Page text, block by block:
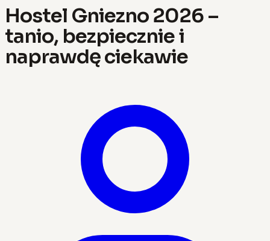
Hostel Gniezno 2026 –
tanio, bezpiecznie i
naprawdę ciekawie